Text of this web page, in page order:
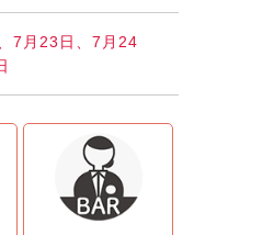
7月23日、7月24